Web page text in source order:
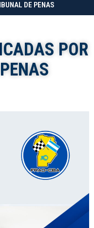
DE PENAS
POR